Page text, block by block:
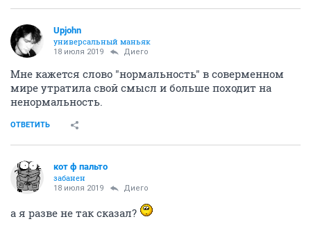
Upjohn
универсальный маньяк
18 июля 2019 Диего
Мне кажется слово "нормальность" в соверменном
мире утратила свой смысл и больше походит на
ненормальность.
ОТВЕТИТЬ
кот ф пальто
забанен
18 июля 2019 Диего
а я разве не так сказал?